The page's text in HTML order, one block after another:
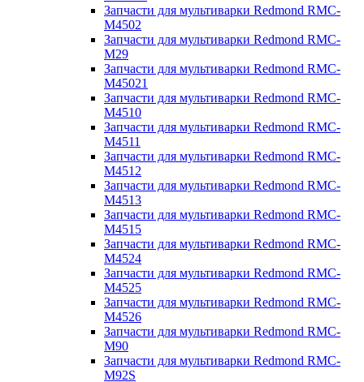
Запчасти для мультиварки Redmond RMC-
M4502
Запчасти для мультиварки Redmond RMC-
M29
Запчасти для мультиварки Redmond RMC-
M45021
Запчасти для мультиварки Redmond RMC-
M4510
Запчасти для мультиварки Redmond RMC-
M4511
Запчасти для мультиварки Redmond RMC-
M4512
Запчасти для мультиварки Redmond RMC-
M4513
Запчасти для мультиварки Redmond RMC-
M4515
Запчасти для мультиварки Redmond RMC-
M4524
Запчасти для мультиварки Redmond RMC-
M4525
Запчасти для мультиварки Redmond RMC-
M4526
Запчасти для мультиварки Redmond RMC-
M90
Запчасти для мультиварки Redmond RMC-
M92S